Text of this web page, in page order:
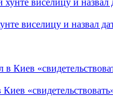
виселицу и назвал